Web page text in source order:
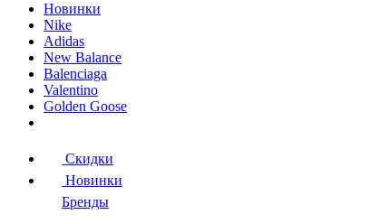
Новинки
Nike
Adidas
New Balance
Balenciaga
Valentino
Golden Goose
Скидки
Новинки
Бренды